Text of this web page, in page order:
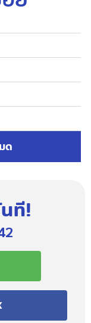
ด
ที!